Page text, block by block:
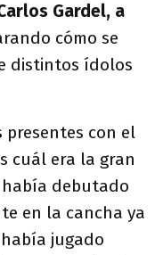
Gardel, a
cómo se
distintos ídolos
con el
cuál era la gran
debutado
en la cancha ya
jugado